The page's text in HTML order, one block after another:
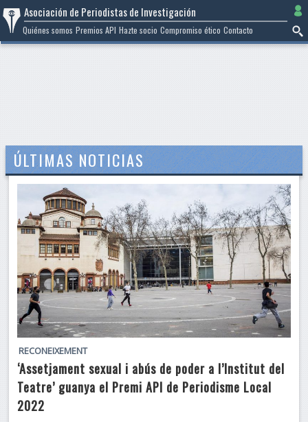
Ir
al
contenido
Asociación de Periodistas de Investigación
Quiénes somos Premios API Hazte socio Compromiso ético Contacto
ÚLTIMAS NOTICIAS
RECONEIXEMENT
‘Assetjament sexual i abús de poder a l’Institut del
Teatre’ guanya el Premi API de Periodisme Local
2022